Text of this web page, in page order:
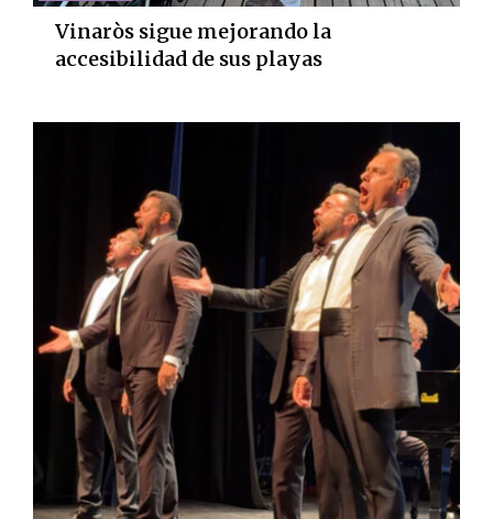
Vinaròs sigue mejorando la
accesibilidad de sus playas